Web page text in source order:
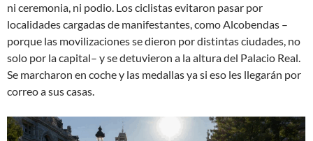
ni ceremonia, ni podio. Los ciclistas evitaron pasar por
localidades cargadas de manifestantes, como Alcobendas –
porque las movilizaciones se dieron por distintas ciudades, no
solo por la capital– y se detuvieron a la altura del Palacio Real.
Se marcharon en coche y las medallas ya si eso les llegarán por
correo a sus casas.